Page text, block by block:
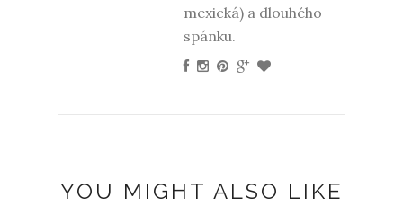
mexická) a dlouhého
spánku.
YOU MIGHT ALSO LIKE